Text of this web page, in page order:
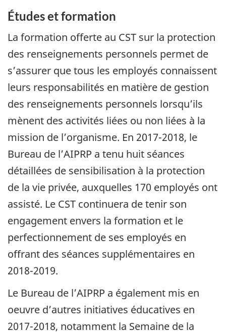
Études et formation
La formation offerte au CST sur la protection
des renseignements personnels permet de
s’assurer que tous les employés connaissent
leurs responsabilités en matière de gestion
des renseignements personnels lorsqu’ils
mènent des activités liées ou non liées à la
mission de l’organisme. En 2017-2018, le
Bureau de l’AIPRP a tenu huit séances
détaillées de sensibilisation à la protection
de la vie privée, auxquelles 170 employés ont
assisté. Le CST continuera de tenir son
engagement envers la formation et le
perfectionnement de ses employés en
offrant des séances supplémentaires en
2018-2019.
Le Bureau de l’AIPRP a également mis en
oeuvre d’autres initiatives éducatives en
2017-2018, notamment la Semaine de la